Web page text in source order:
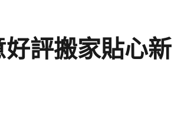
評搬家貼心新